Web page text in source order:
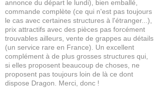
annonce du départ le lundi), bien emballé,
commande complète (ce qui n'est pas toujours
le cas avec certaines structures à l'étranger...),
prix attractifs avec des pièces pas forcément
trouvables ailleurs, vente de grappes au détails
(un service rare en France). Un excellent
complément à de plus grosses structures qui,
si elles proposent beaucoup de choses, ne
proposent pas toujours loin de là ce dont
dispose Dragon. Merci, donc !